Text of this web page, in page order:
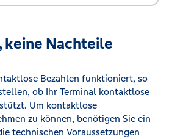
keine Nachteile
Bezahlen funktioniert, so
ob Ihr Terminal kontaktlose
Um kontaktlose
zu können, benötigen Sie ein
technischen Voraussetzungen